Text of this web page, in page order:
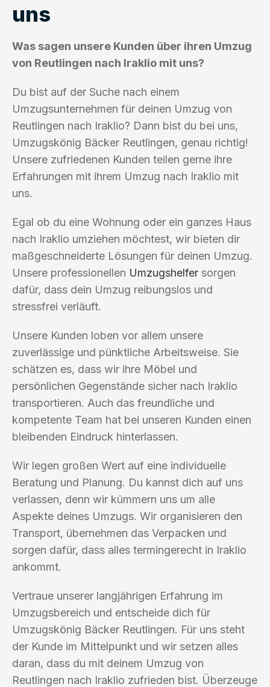
uns
Was sagen unsere Kunden über ihren Umzug
von Reutlingen nach Iraklio mit uns?
Du bist auf der Suche nach einem
Umzugsunternehmen für deinen Umzug von
Reutlingen nach Iraklio? Dann bist du bei uns,
Umzugskönig Bäcker Reutlingen, genau richtig!
Unsere zufriedenen Kunden teilen gerne ihre
Erfahrungen mit ihrem Umzug nach Iraklio mit
uns.
Egal ob du eine Wohnung oder ein ganzes Haus
nach Iraklio umziehen möchtest, wir bieten dir
maßgeschneiderte Lösungen für deinen Umzug.
Unsere professionellen Umzugshelfer sorgen
dafür, dass dein Umzug reibungslos und
stressfrei verläuft.
Unsere Kunden loben vor allem unsere
zuverlässige und pünktliche Arbeitsweise. Sie
schätzen es, dass wir ihre Möbel und
persönlichen Gegenstände sicher nach Iraklio
transportieren. Auch das freundliche und
kompetente Team hat bei unseren Kunden einen
bleibenden Eindruck hinterlassen.
Wir legen großen Wert auf eine individuelle
Beratung und Planung. Du kannst dich auf uns
verlassen, denn wir kümmern uns um alle
Aspekte deines Umzugs. Wir organisieren den
Transport, übernehmen das Verpacken und
sorgen dafür, dass alles termingerecht in Iraklio
ankommt.
Vertraue unserer langjährigen Erfahrung im
Umzugsbereich und entscheide dich für
Umzugskönig Bäcker Reutlingen. Für uns steht
der Kunde im Mittelpunkt und wir setzen alles
daran, dass du mit deinem Umzug von
Reutlingen nach Iraklio zufrieden bist. Überzeuge